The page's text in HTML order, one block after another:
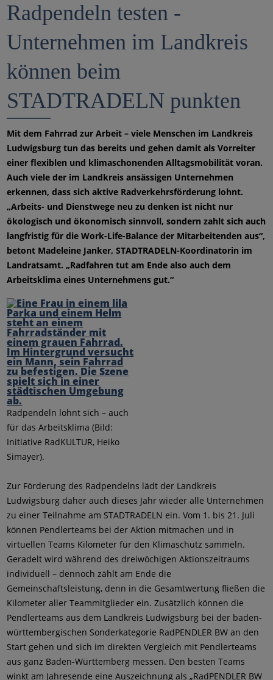
Radpendeln testen -
Unternehmen im Landkreis
können beim
STADTRADELN punkten
Mit dem Fahrrad zur Arbeit – viele Menschen im Landkreis
Ludwigsburg tun das bereits und gehen damit als Vorreiter
einer flexiblen und klimaschonenden Alltagsmobilität voran.
Auch viele der im Landkreis ansässigen Unternehmen
erkennen, dass sich aktive Radverkehrsförderung lohnt.
„Arbeits- und Dienstwege neu zu denken ist nicht nur
ökologisch und ökonomisch sinnvoll, sondern zahlt sich auch
langfristig für die Work-Life-Balance der Mitarbeitenden aus“,
betont Madeleine Janker, STADTRADELN-Koordinatorin im
Landratsamt. „Radfahren tut am Ende also auch dem
Arbeitsklima eines Unternehmens gut.“
Radpendeln lohnt sich – auch
für das Arbeitsklima (Bild:
Initiative RadKULTUR, Heiko
Simayer).
Zur Förderung des Radpendelns lädt der Landkreis
Ludwigsburg daher auch dieses Jahr wieder alle Unternehmen
zu einer Teilnahme am STADTRADELN ein. Vom 1. bis 21. Juli
können Pendlerteams bei der Aktion mitmachen und in
virtuellen Teams Kilometer für den Klimaschutz sammeln.
Geradelt wird während des dreiwöchigen Aktionszeitraums
individuell – dennoch zählt am Ende die
Gemeinschaftsleistung, denn in die Gesamtwertung fließen die
Kilometer aller Teammitglieder ein. Zusätzlich können die
Pendlerteams aus dem Landkreis Ludwigsburg bei der baden-
württembergischen Sonderkategorie RadPENDLER BW an den
Start gehen und sich im direkten Vergleich mit Pendlerteams
aus ganz Baden-Württemberg messen. Den besten Teams
winkt am Jahresende eine Auszeichnung als „RadPENDLER BW